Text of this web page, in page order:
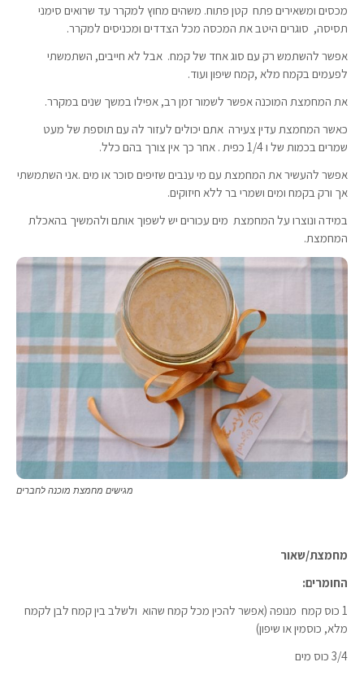
מכסים ומשאירים פתח קטן פתוח. משהים מחוץ למקרר עד שרואים סימני
תסיסה, סוגרים היטב את המכסה מכל הצדדים ומכניסים למקרר.
אפשר להשתמש רק עם סוג אחד של קמח. אבל לא חייבים, השתמשתי
לפעמים בקמח מלא ,קמח שיפון ועוד.
את המחמצת המוכנה אפשר לשמור זמן רב, אפילו במשך שנים במקרר.
כאשר המחמצת עדין צעירה אתם יכולים לעזור לה עם תוספת של מעט
שמרים בכמות של ו 1/4 כפית . אחר כך אין צורך בהם כלל.
אפשר להעשיר את המחמצת עם מי ענבים שזיפים סוכר או מים .אני השתמשתי
אך ורק בקמח ומים ושמרי בר ללא חיזוקים.
במידה ונוצרו על המחמצת מים עכורים יש לשפוך אותם ולהמשיך בהאכלת
המחמצת.
מגישים מחמצת מוכנה לחברים
מחמצת/שאור
החומרים:
1 כוס קמח מנופה (אפשר להכין מכל קמח שהוא ולשלב בין קמח לבן לקמח
מלא, כוסמין או שיפון)
3/4 כוס מים